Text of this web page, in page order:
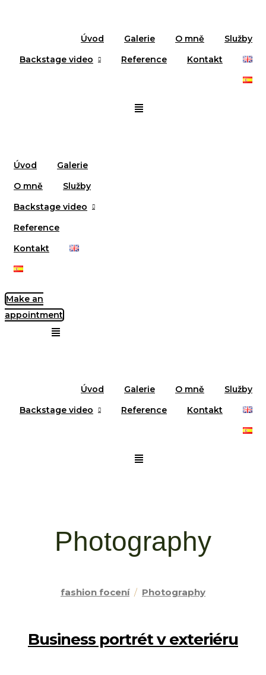
Úvod Galerie O mně
Služby
Backstage video
Reference Kontakt
Úvod
Galerie
O mně
Služby
Backstage video
Reference
Kontakt
Make an
appointment
Úvod Galerie O mně
Služby
Backstage video
Reference Kontakt
Photography
fashion focení/ Photography
Business portrét v exteriéru